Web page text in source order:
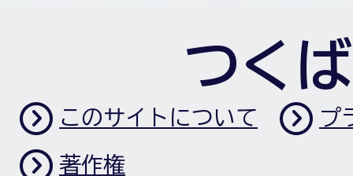
つく
このサイトについて プ
著作権